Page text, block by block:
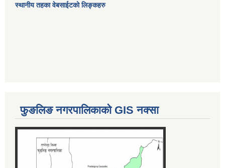
स्थानीय तहका वेबसाईटको लिङ्कहरु
फुङलिङ नगरपालिकाको GIS नक्सा